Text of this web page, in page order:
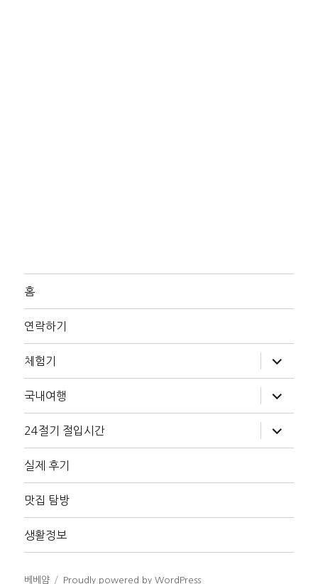
홈
연락하기
체험기
위
메
확
장
국내여행
위
메
확
장
24절기 절입시간
위
메
장
실제 후기
맛집 탐방
생활정보
베베얌 Proudly powered by WordPress